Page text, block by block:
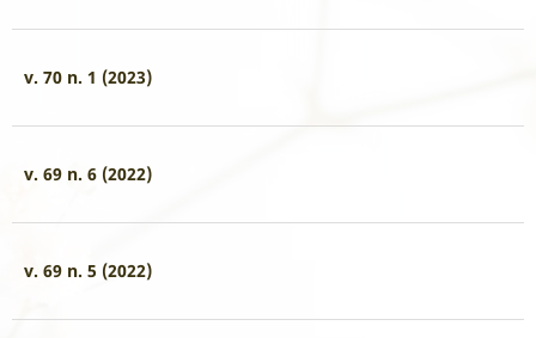
v. 70 n. 1 (2023)
v. 69 n. 6 (2022)
v. 69 n. 5 (2022)